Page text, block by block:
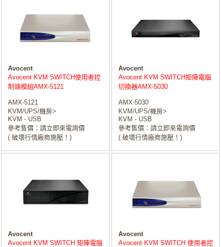
Avocent
Avocent KVM SWITCH使用者控
制端模組AMX-5121
AMX-5121
KVM/UPS/機房>
KVM - USB
參考售價：請立即來電詢價
( 破壞行情廠商施壓！)
Avocent
Avocent KVM SWITCH矩陣電腦
切換器AMX-5030
AMX-5030
KVM/UPS/機房>
KVM - USB
參考售價：請立即來電詢價
( 破壞行情廠商施壓！)
Avocent
Avocent KVM SWITCH 矩陣電腦
Avocent
Avocent KVM SWITCH 使用者控